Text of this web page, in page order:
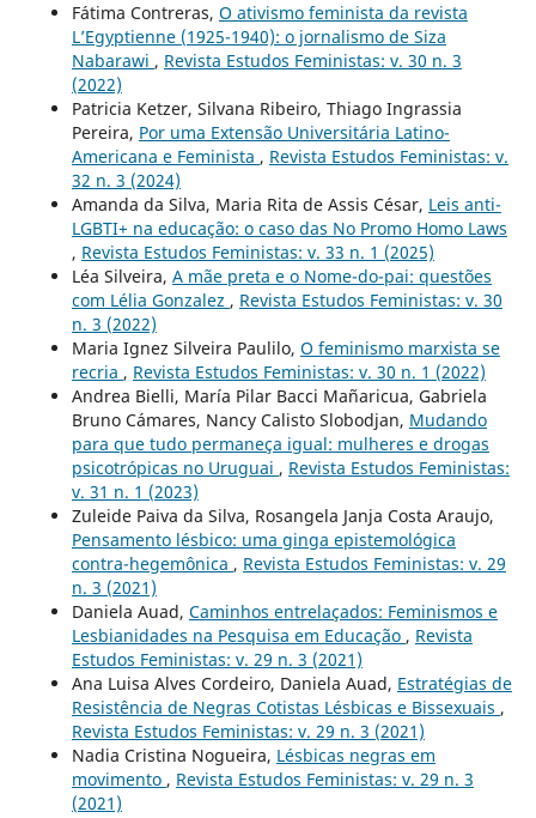
Fátima Contreras, O ativismo feminista da revista
L’Egyptienne (1925-1940): o jornalismo de Siza
Nabarawi , Revista Estudos Feministas: v. 30 n. 3
(2022)
Patricia Ketzer, Silvana Ribeiro, Thiago Ingrassia
Pereira, Por uma Extensão Universitária Latino-
Americana e Feminista , Revista Estudos Feministas: v.
32 n. 3 (2024)
Amanda da Silva, Maria Rita de Assis César, Leis anti-
LGBTI+ na educação: o caso das No Promo Homo Laws
, Revista Estudos Feministas: v. 33 n. 1 (2025)
Léa Silveira, A mãe preta e o Nome-do-pai: questões
com Lélia Gonzalez , Revista Estudos Feministas: v. 30
n. 3 (2022)
Maria Ignez Silveira Paulilo, O feminismo marxista se
recria , Revista Estudos Feministas: v. 30 n. 1 (2022)
Andrea Bielli, María Pilar Bacci Mañaricua, Gabriela
Bruno Cámares, Nancy Calisto Slobodjan, Mudando
para que tudo permaneça igual: mulheres e drogas
psicotrópicas no Uruguai , Revista Estudos Feministas:
v. 31 n. 1 (2023)
Zuleide Paiva da Silva, Rosangela Janja Costa Araujo,
Pensamento lésbico: uma ginga epistemológica
contra-hegemônica , Revista Estudos Feministas: v. 29
n. 3 (2021)
Daniela Auad, Caminhos entrelaçados: Feminismos e
Lesbianidades na Pesquisa em Educação , Revista
Estudos Feministas: v. 29 n. 3 (2021)
Ana Luisa Alves Cordeiro, Daniela Auad, Estratégias de
Resistência de Negras Cotistas Lésbicas e Bissexuais ,
Revista Estudos Feministas: v. 29 n. 3 (2021)
Nadia Cristina Nogueira, Lésbicas negras em
movimento , Revista Estudos Feministas: v. 29 n. 3
(2021)